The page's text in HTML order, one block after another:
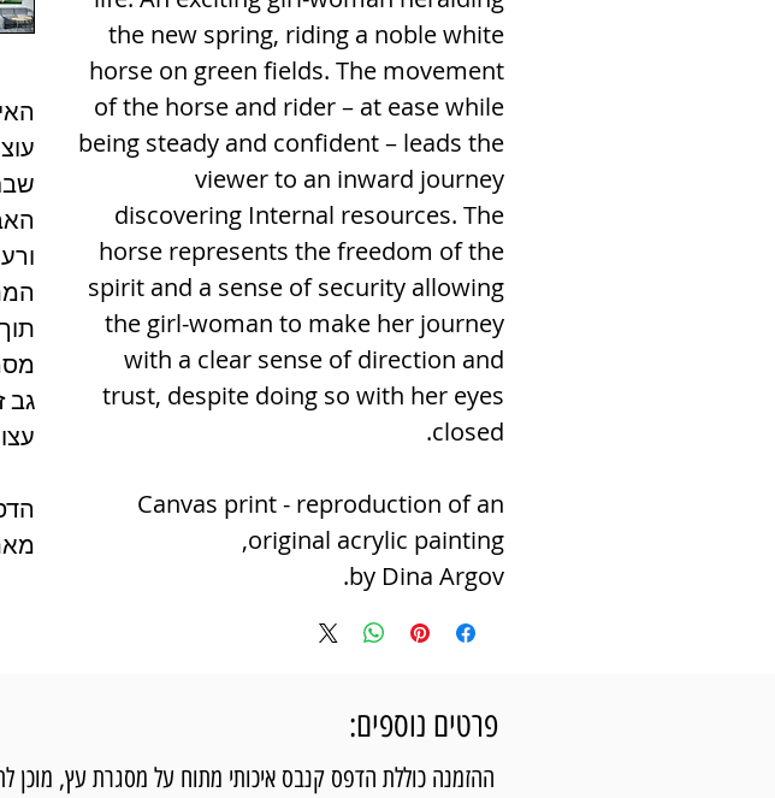
גב
the new spring, riding a noble white
horse on green fields. The movement
of the horse and rider – at ease while
being steady and confident – leads the
viewer to an inward journey
discovering Internal resources. The
horse represents thefreedom of the
spirit and a sense of security allowing
the girl-woman to make her journey
with a clear sense of direction and
trust, despite doing so with her eyes
closed.
Canvas print - reproduction of an
original acrylic painting,
by Dina Argov.
פרטים נוספים:
ההזמנה כוללת הדפס קנבס איכותי מתוח על מסגרת עץ, מוכן